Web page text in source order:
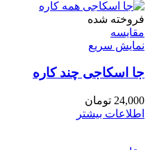
فروخته شده
مقايسه
نمایش سریع
جا اسکاجی چند کاره
24,000 تومان
اطلاعات بیشتر